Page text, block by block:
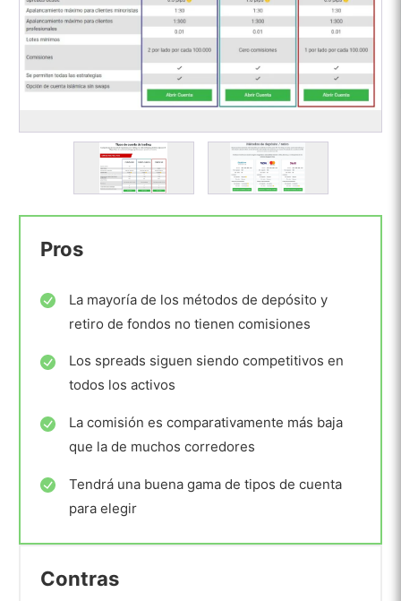
Pros
La mayoría de los métodos de depósito y
retiro de fondos no tienen comisiones
Los spreads siguen siendo competitivos en
todos los activos
La comisión es comparativamente más baja
que la de muchos corredores
Tendrá una buena gama de tipos de cuenta
para elegir
Contras